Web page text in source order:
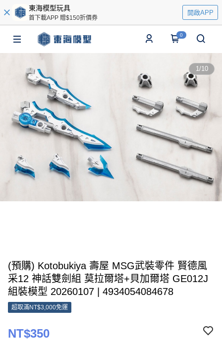
東海模型玩具
首下載APP 贈$150折價券
開啟APP
0
1/10
(預購) Kotobukiya 壽屋 MSG武裝零件 賢德風
采12 神話雙劍組 莫拉爾塔+貝加爾塔 GE012J
組裝模型 20260107 | 4934054084678
超取滿NT$3,000免運
NT$350